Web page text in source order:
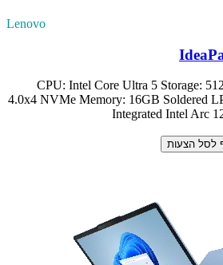
Lenovo
CPU: Intel Core Ultra 5 Storage:
4.0x4 NVMe Memory: 16GB Soldered
Integrated Intel Arc
לסל הצעות